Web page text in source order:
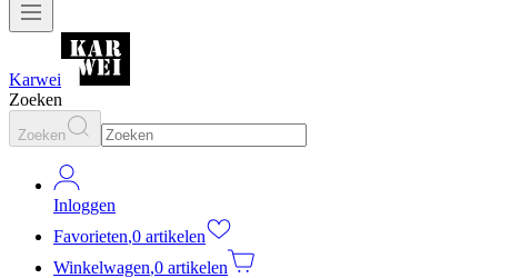
Karwei
Zoeken
Zoeken
Inloggen
Favorieten,0 artikelen
Winkelwagen,0 artikelen